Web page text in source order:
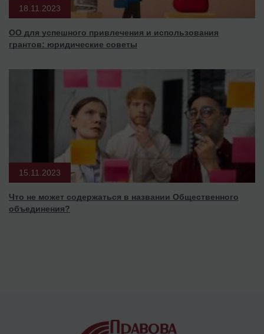
18.11.2023
ОО для успешного привлечения и использования
грантов: юридические советы
15.11.2023
Что не может содержаться в названии Общественного
объединения?